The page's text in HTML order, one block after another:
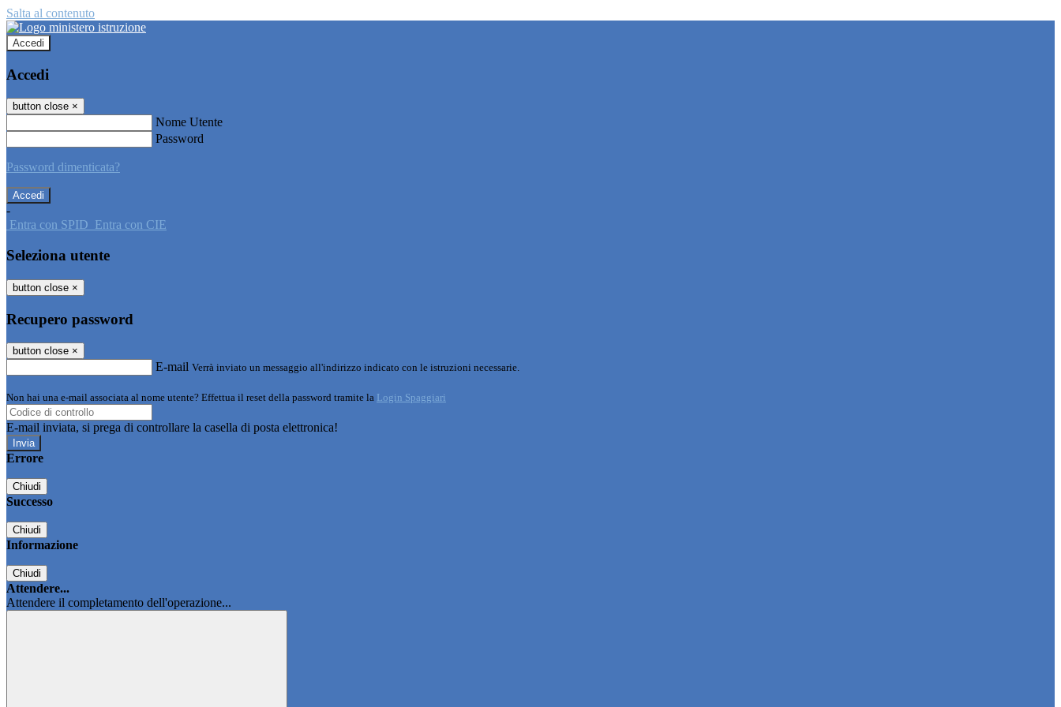
Salta al contenuto
Accedi
Accedi
button close ×
Nome Utente
Password
Password dimenticata?
-
Entra con SPID Entra con CIE
Seleziona utente
button close ×
Recupero password
button close ×
E-mail Verrà inviato un messaggio all'indirizzo indicato con le istruzioni necessarie.
Non hai una e-mail associata al nome utente? Effettua il reset della password tramite la Login Spaggiari
E-mail inviata, si prega di controllare la casella di posta elettronica!
Errore
Chiudi
Successo
Chiudi
Informazione
Chiudi
Attendere...
Attendere il completamento dell'operazione...